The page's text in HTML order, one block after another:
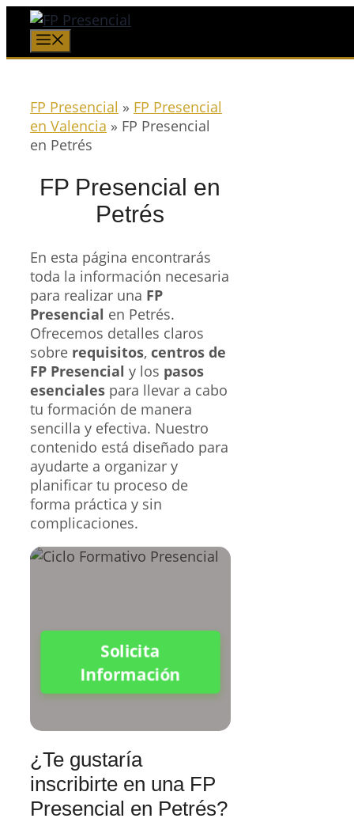
Saltar
contenido
FP Presencial » FP Presencial
en Valencia » FP Presencial
en Petrés
FP Presencial en
Petrés
En esta página encontrarás
toda la información necesaria
para realizar una FP
Presencial en Petrés.
Ofrecemos detalles claros
sobre requisitos, centros de
FP Presencial y los pasos
esenciales para llevar a cabo
tu formación de manera
sencilla y efectiva. Nuestro
contenido está diseñado para
ayudarte a organizar y
planificar tu proceso de
forma práctica y sin
complicaciones.
Solicita
Información
¿Te gustaría
inscribirte en una FP
Presencial en Petrés?